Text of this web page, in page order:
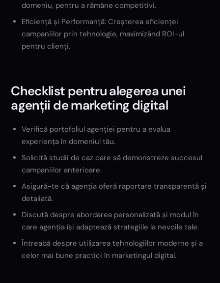
domeniu, pentru a rămâne competitivi.
Eficiență și Performanță: Creșterea eficienței
campaniilor prin tehnologie, maximizând ROI-ul
pentru clienți.
Checklist pentru alegerea unei
agenții de marketing digital
Verifică portofoliul agenției pentru a evalua
experiența în domeniul tău.
Solicită studii de caz care să demonstreze succesul
campaniilor anterioare.
Asigură-te că agenția oferă raportare transparentă și
detaliată.
Discută despre abordarea personalizată și modul în
care agenția își adaptează strategiile la nevoile tale.
Întreabă despre utilizarea tehnologiilor moderne și a
celor mai bune practici în marketingul digital.